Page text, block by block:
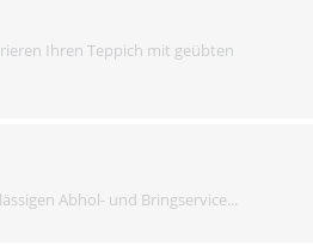
Ihren Teppich mit geübten
Abhol- und Bringservice...